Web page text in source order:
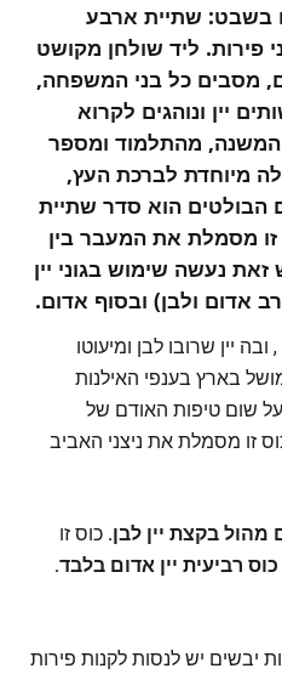
בשבט: שתיית ארבע
פירות. ליד שולחן מקושט
מסבים כל בני המשפחה,
יין ונוהגים לקרוא
המשנה, מהתלמוד ומספר
מיוחדת לברכת העץ,
הבולטים הוא סדר שתיית
זו מסמלת את המעבר בין
נעשה שימוש בגוני יין
אדום ולבן) ובסוף אדום.
יין שרובו לבן ומיעוטו
בארץ בענפי האילנות
שום טיפות האודם של
זו מסמלת את ניצני האביב
מהול בקצת יין לבן. כוס זו
כוס רביעית יין אדום בלבד.
יבשים יש לנסות לקנות פירות